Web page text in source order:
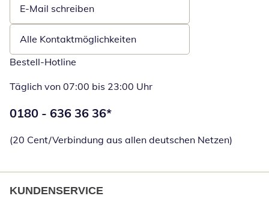
E-Mail schreiben
Öffnet E-Mail-Client
Alle Kontaktmöglichkeiten
Bestell-Hotline
Täglich von 07:00 bis 23:00 Uhr
Telefonnummer:
0180 - 636 36 36*
(20 Cent/Verbindung aus allen deutschen Netzen)
KUNDENSERVICE